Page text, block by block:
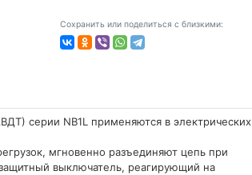
Сохранить или поделиться с близкими:
серии NB1L применяются в электрических
мгновенно разъединяют цепь при
выключатель, реагирующий на